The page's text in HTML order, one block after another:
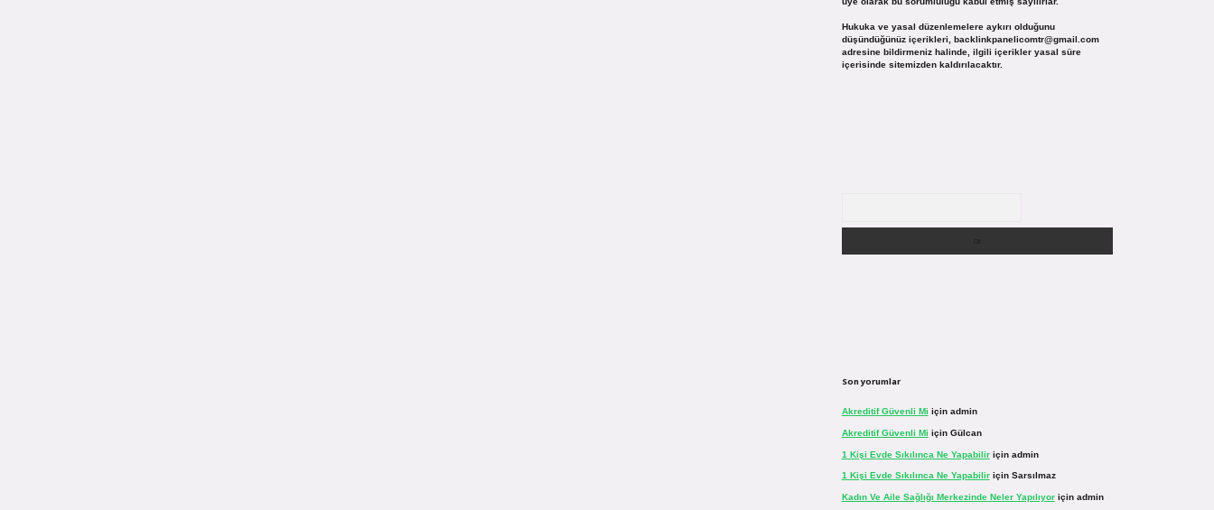
Hukuka ve yasal düzenlemelere aykırı olduğunu
düşündüğünüz içerikleri, backlinkpanelicomtr@gmail.com
adresine bildirmeniz halinde, ilgili içerikler yasal süre
içerisinde sitemizden kaldırılacaktır.
Son yorumlar
Akreditif Güvenli Mi için admin
Akreditif Güvenli Mi için Gülcan
1 Kişi Evde Sıkılınca Ne Yapabiliriçin admin
1 Kişi Evde Sıkılınca Ne Yapabiliriçin Sarsılmaz
Kadın Ve Aile Sağlığı Merkezinde Neler Yapılıyoriçin admin